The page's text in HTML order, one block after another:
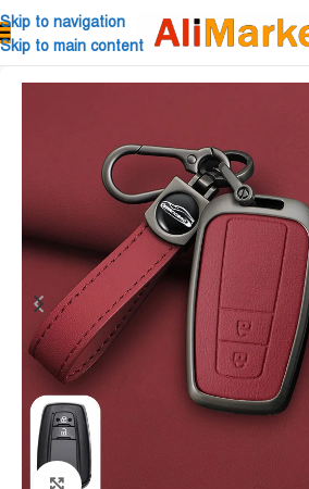
Skip to navigation
Skip to main content
Click to enlarge